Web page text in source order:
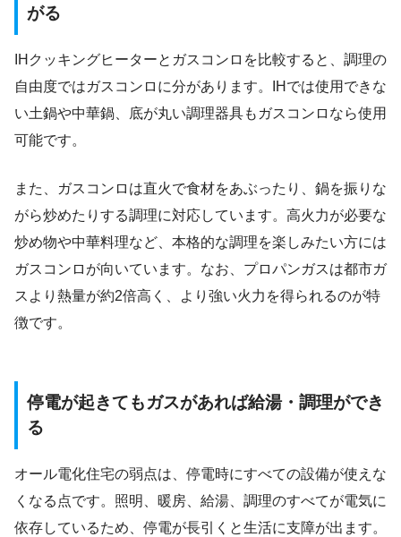
がる
IHクッキングヒーターとガスコンロを比較すると、調理の
自由度ではガスコンロに分があります。IHでは使用できな
い土鍋や中華鍋、底が丸い調理器具もガスコンロなら使用
可能です。
また、ガスコンロは直火で食材をあぶったり、鍋を振りな
がら炒めたりする調理に対応しています。高火力が必要な
炒め物や中華料理など、本格的な調理を楽しみたい方には
ガスコンロが向いています。なお、プロパンガスは都市ガ
スより熱量が約2倍高く、より強い火力を得られるのが特
徴です。
停電が起きてもガスがあれば給湯・調理ができ
る
オール電化住宅の弱点は、停電時にすべての設備が使えな
くなる点です。照明、暖房、給湯、調理のすべてが電気に
依存しているため、停電が長引くと生活に支障が出ます。